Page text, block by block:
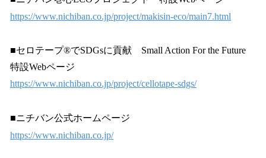
https://www.nichiban.co.jp/project/makisin-eco/main7.html
■セロテープ®でSDGsに貢献 Small Action For the Future
特設Webページ
https://www.nichiban.co.jp/project/cellotape-sdgs/
■ニチバン公式ホームページ
https://www.nichiban.co.jp/